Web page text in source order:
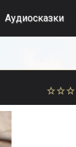
Аудиосказки